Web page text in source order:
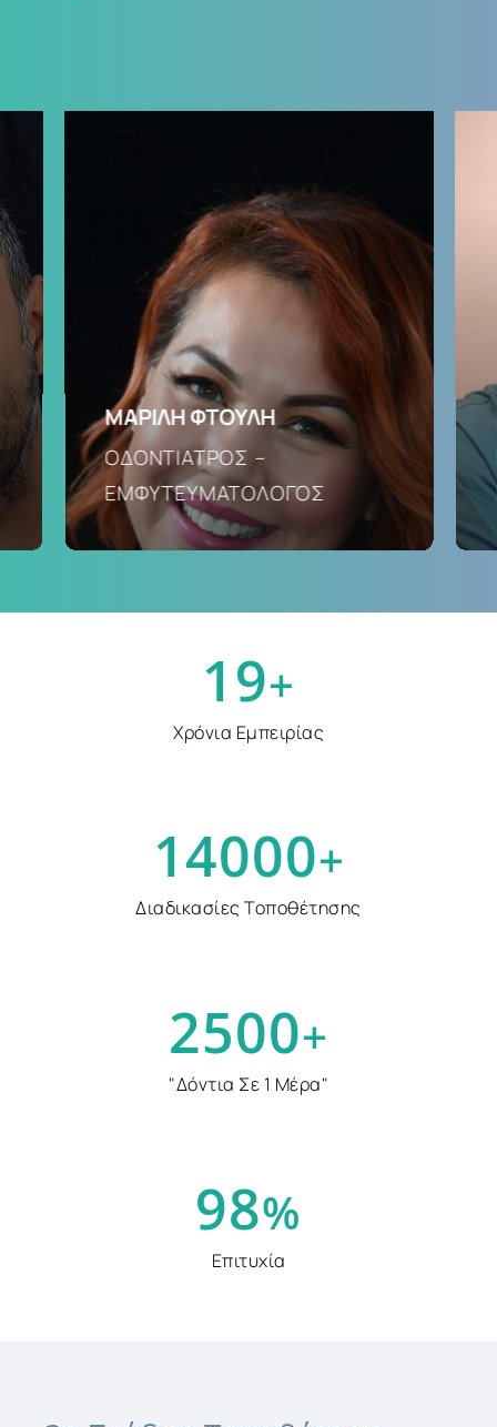
ΜΑΡΙΛΗ ΦΤΟΥΛΗ
ΟΔΟΝΤΙΑΤΡΟΣ –
ΕΜΦΥΤΕΥΜΑΤΟΛΟΓΟΣ
19+
Χρόνια Εμπειρίας
14000+
Διαδικασίες Τοποθέτησης
2500+
"Δόντια Σε 1 Μέρα"
98%
Επιτυχία